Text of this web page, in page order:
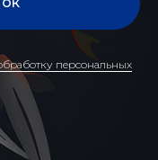
персональных